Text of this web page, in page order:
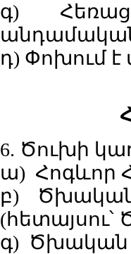
գ)
անդամական
դ) Փոխում
6. Ծուխի
ա) Հոգևոր
բ) Ծխական
գ) Ծխական